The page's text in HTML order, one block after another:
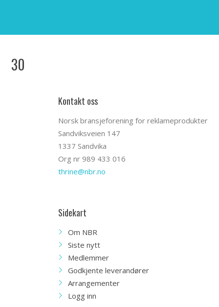
30
Kontakt oss
Norsk bransjeforening for reklameprodukter
Sandviksveien 147
1337 Sandvika
Org nr 989 433 016
thrine@nbr.no
Sidekart
Om NBR
Siste nytt
Medlemmer
Godkjente leverandører
Arrangementer
Logg inn